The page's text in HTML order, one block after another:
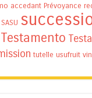
accedant Prévoyance
SASU
Testamento
tutelle usufruit